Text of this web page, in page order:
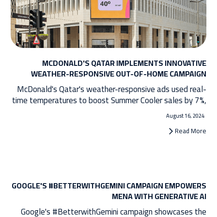
MCDONALD'S QATAR IMPLEMENTS INNOVATIVE
WEATHER-RESPONSIVE OUT-OF-HOME CAMPAIGN
McDonald's Qatar's weather-responsive ads used real-
time temperatures to boost Summer Cooler sales by 7%,
proving the power of innovative, contextual marketing.
August 16, 2024
Read More
GOOGLE'S #BETTERWITHGEMINI CAMPAIGN EMPOWERS
MENA WITH GENERATIVE AI
Google's #BetterwithGemini campaign showcases the